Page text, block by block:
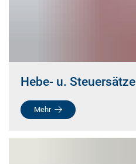
Hebe- u. Steuersätze
Mehr